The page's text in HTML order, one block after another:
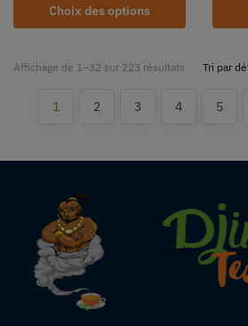
Choix des options
Affichage de 1–32 sur 223 résultats
1 2 3 4 5